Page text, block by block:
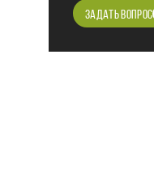
ЗАДАТЬ ВОПРОС